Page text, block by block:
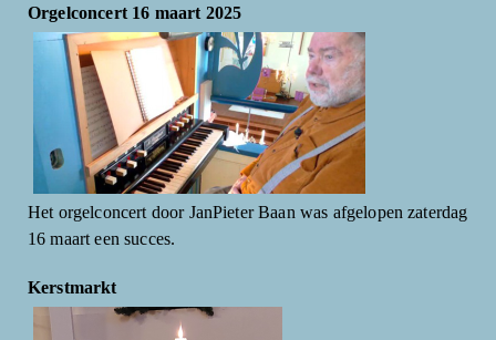
Orgelconcert 16 maart 2025
Het orgelconcert door JanPieter Baan was afgelopen zaterdag
16 maart een succes.
Kerstmarkt